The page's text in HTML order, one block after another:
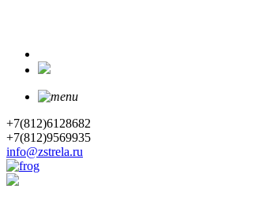
+7(812)6128682
+7(812)9569935
info@zstrela.ru